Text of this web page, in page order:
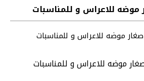
موضه للاعراس و للمناسبات
موضه للاعراس و للمناسبات
موضه للاعراس و للمناسبات